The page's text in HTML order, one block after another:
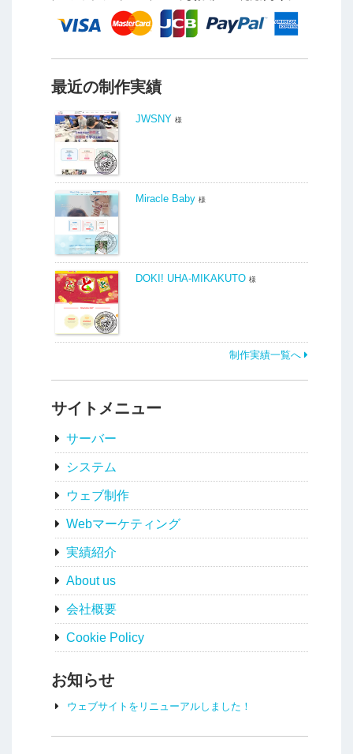
最近の制作実績
JWSNY 様
Miracle Baby 様
DOKI! UHA-MIKAKUTO 様
制作実績一覧へ
サイトメニュー
サーバー
システム
ウェブ制作
Webマーケティング
実績紹介
About us
会社概要
Cookie Policy
お知らせ
ウェブサイトをリニューアルしました！